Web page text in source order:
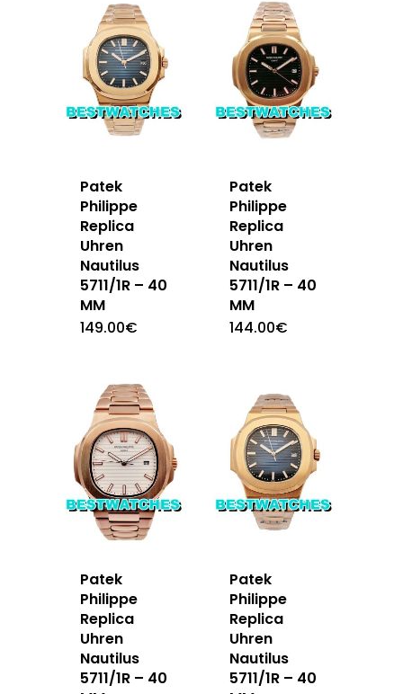
Patek
Philippe
Replica
Uhren
Nautilus
5711/1R – 40
MM
149.00€
Patek
Philippe
Replica
Uhren
Nautilus
5711/1R – 40
MM
144.00€
Patek
Philippe
Replica
Uhren
Nautilus
5711/1R – 40
Patek
Philippe
Replica
Uhren
Nautilus
5711/1R – 40